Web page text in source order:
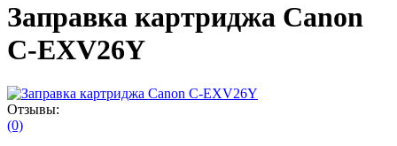
Заправка картриджа Canon
C-EXV26Y
Отзывы:
(0)